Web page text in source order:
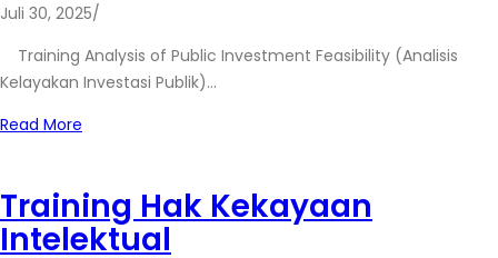
Juli 30, 2025/
Training Analysis of Public Investment Feasibility (Analisis
Kelayakan Investasi Publik)…
Read More
Training Hak Kekayaan
Intelektual